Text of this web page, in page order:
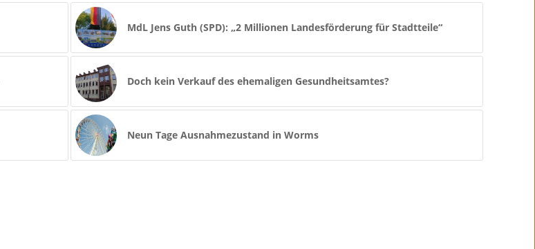
MdL Jens Guth (SPD): „2 Millionen Landesförderung für Stadtteile“
Doch kein Verkauf des ehemaligen Gesundheitsamtes?
Neun Tage Ausnahmezustand in Worms